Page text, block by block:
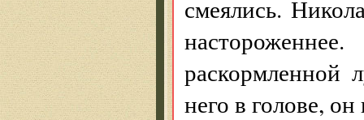
смеялись.
раскормленной
него в голове,